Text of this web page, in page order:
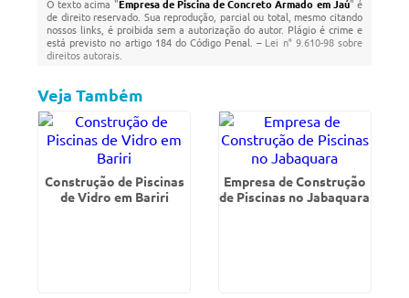
O texto acima "Empresa de Piscina de Concreto Armado em Jaú" é
de direito reservado. Sua reprodução, parcial ou total, mesmo citando
nossos links, é proibida sem a autorização do autor. Plágio é crime e
está previsto no artigo 184 do Código Penal. – Lei n° 9.610-98 sobre
direitos autorais
Veja Também
Construção de Piscinas
de Vidro em Bariri
Empresa de Construção
de Piscinas no Jabaquara